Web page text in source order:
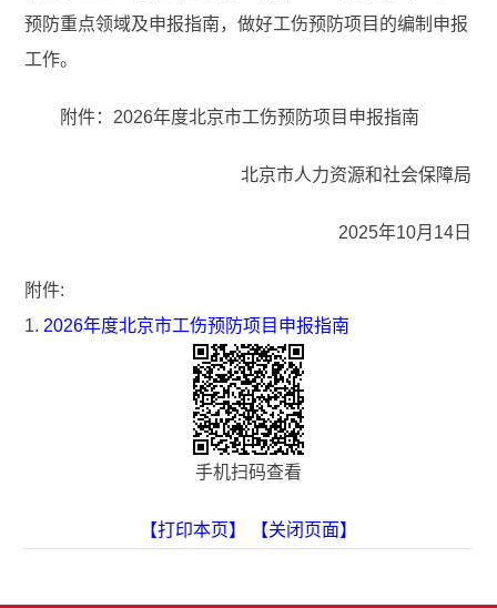
预防重点领域及申报指南，做好工伤预防项目的编制申报
工作。
附件：2026年度北京市工伤预防项目申报指南
北京市人力资源和社会保障局
2025年10月14日
附件:
1. 2026年度北京市工伤预防项目申报指南
手机扫码查看
【打印本页】 【关闭页面】